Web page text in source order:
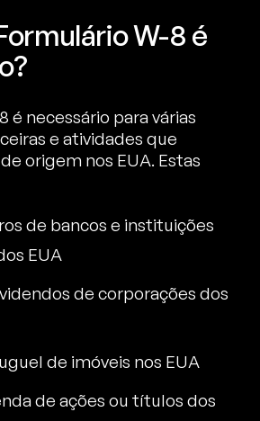
W-8 é
é necessário para várias
e atividades que
origem nos EUA. Estas
de bancos e instituições
EUA
de corporações dos
de imóveis nos EUA
de ações ou títulos dos